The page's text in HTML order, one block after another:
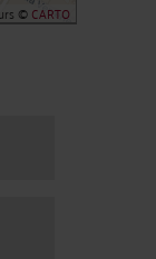
©CARTO